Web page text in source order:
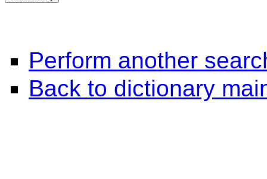
Perform another
Back to dictionary